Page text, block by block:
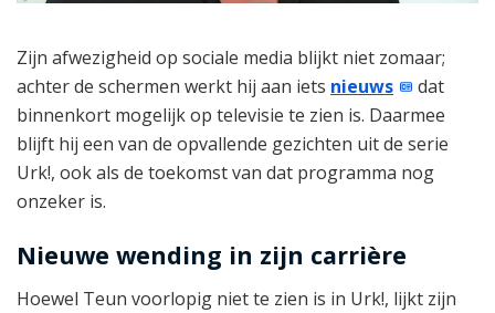
Zijn afwezigheid op sociale media blijkt niet zomaar;
achter de schermen werkt hij aan iets nieuws
dat
binnenkort mogelijk op televisie te zien is. Daarmee
blijft hij een van de opvallende gezichten uit de serie
Urk!, ook als de toekomst van dat programma nog
onzeker is.
Nieuwe wending in zijn carrière
Hoewel Teun voorlopig niet te zien is in Urk!, lijkt zijn